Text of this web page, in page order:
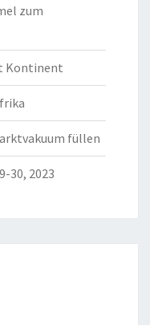
zum
Kontinent
füllen
30, 2023